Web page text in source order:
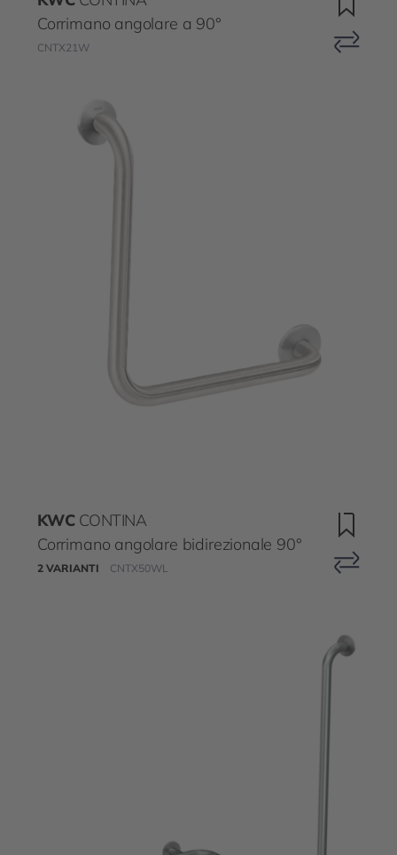
Corrimano angolare a 90°
CNTX21W
KWC CONTINA
Corrimano angolare bidirezionale 90°
2 VARIANTI CNTX50WL